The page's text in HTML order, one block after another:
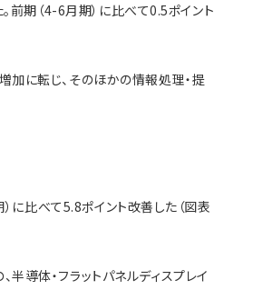
前期（4-6月期）に比べて0.5ポイント
加に転じ、そのほかの情報処理・提
）に比べて5.8ポイント改善した（図表
導体・フラットパネルディスプレイ